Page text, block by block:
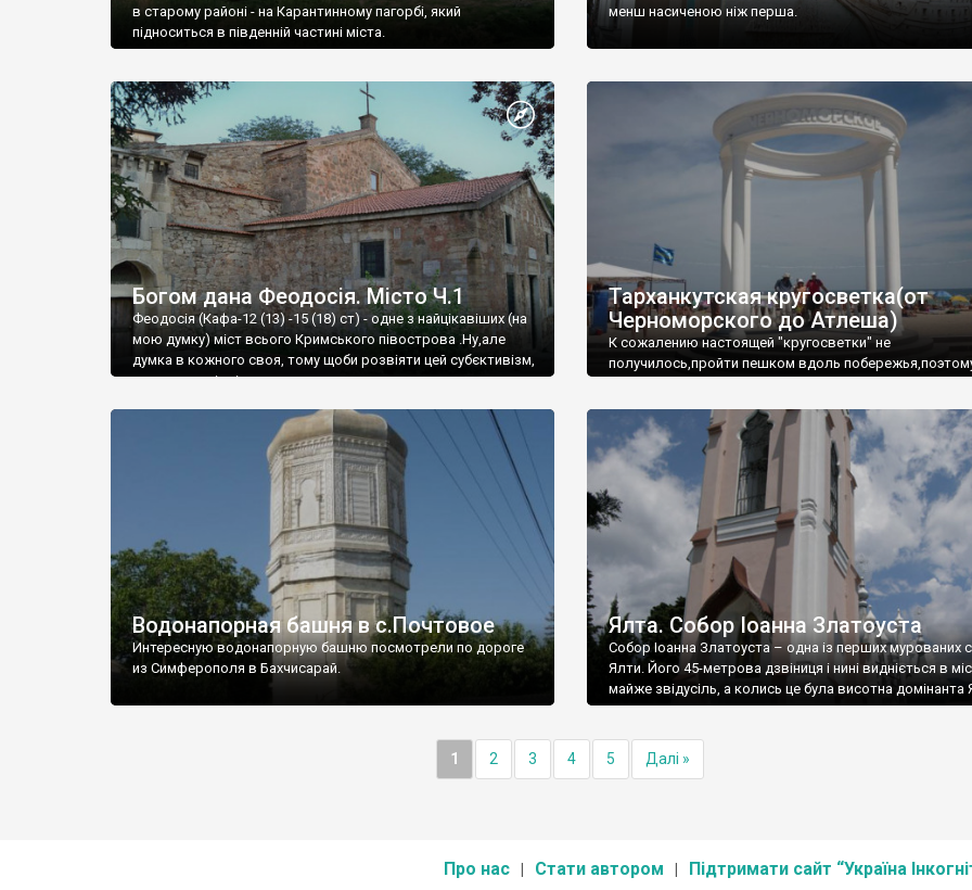
в старому районі - на Карантинному пагорбі, який
підноситься в південній частині міста.
менш насиченою ніж перша.
Богом дана Феодосія. Місто Ч.1
Феодосія (Кафа-12 (13) -15 (18) ст) - одне з найцікавіших (на
мою думку) міст всього Кримського півострова .Ну,але
думка в кожного своя, тому щоби розвіяти цей субєктивізм,
запрошую відвідати це
Тарханкутская кругосветка(от
Черноморского до Атлеша)
К сожалению настоящей "кругосветки" не
получилось,пройти пешком вдоль
Водонапорная башня в с.Почтовое
Интересную водонапорную башню посмотрели по дороге
из Симферополя в Бахчисарай.
Ялта. Собор Іоанна Златоуста
Собор Іоанна Златоуста – одна із перших мурованих
Ялти. Його 45-метрова дзвіниця і нині видніється в
майже звідусіль, а колись це була висотна домінанта
1 2 3 4 5 Далі »
Про нас Стати автором Підтримати сайт “Україна